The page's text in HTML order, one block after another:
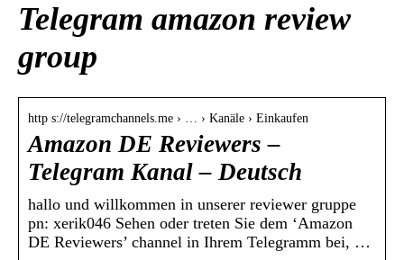
Telegram amazon review
group
http s://telegramchannels.me › … › Kanäle › Einkaufen
Amazon DE Reviewers –
Telegram Kanal – Deutsch
hallo und willkommen in unserer reviewer gruppe ‍ ️
pn: xerik046 Sehen oder treten Sie dem ‘Amazon
DE Reviewers’ channel in Ihrem Telegramm bei, …